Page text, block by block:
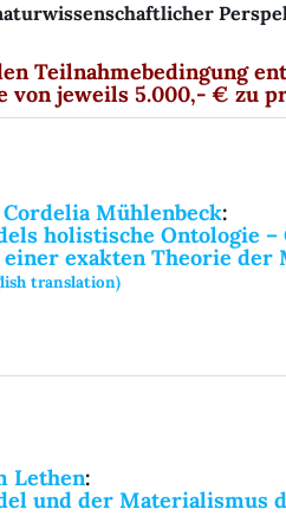
Teilnahmebedingung
von jeweils 5.000,- € zu
Cordelia Mühlenbeck:
holistische Ontologie
einer exakten Theorie der
translation)
Lethen:
und der Materialismus